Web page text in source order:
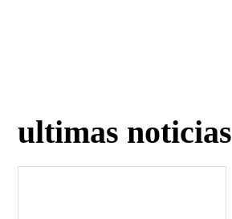
ultimas noticias